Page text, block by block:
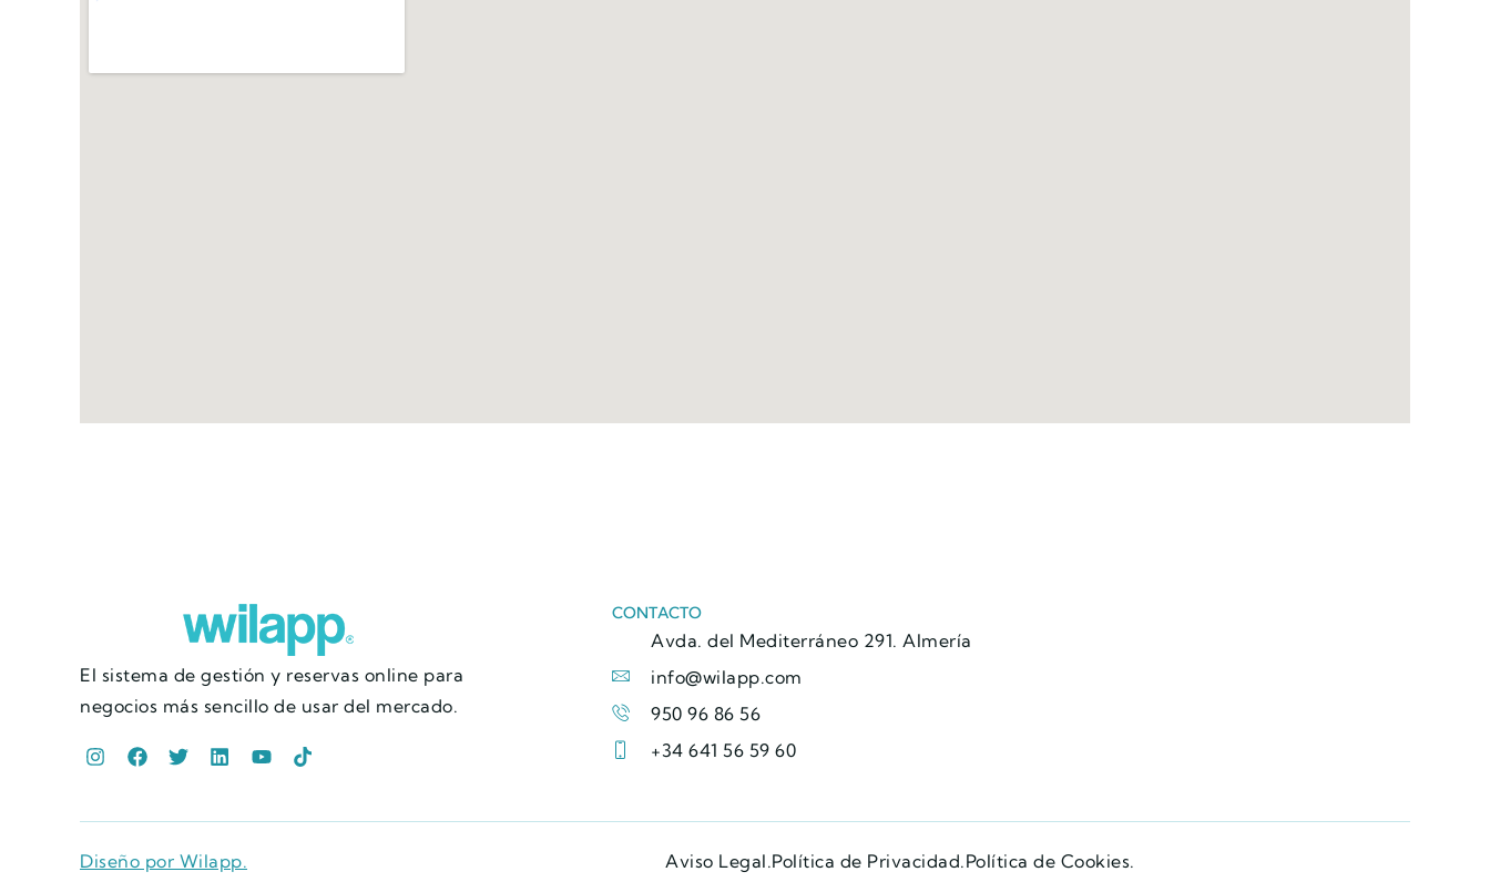
El sistema de gestión y reservas online para
negocios más sencillo de usar del mercado.
CONTACTO
Avda. del Mediterráneo 291. Almería
info@wilapp.com
950 96 86 56
+34 641 56 59 60
Diseño por Wilapp. Aviso Legal.Política de Privacidad.Política de Cookies.